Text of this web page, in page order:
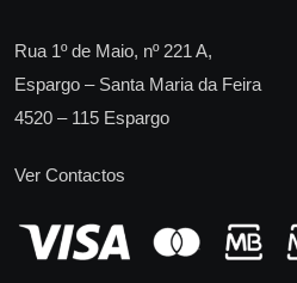
Rua 1º de Maio, nº 221 A,
Espargo – Santa Maria da Feira
4520 – 115 Espargo
Ver Contactos